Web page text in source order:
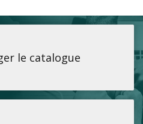
le catalogue